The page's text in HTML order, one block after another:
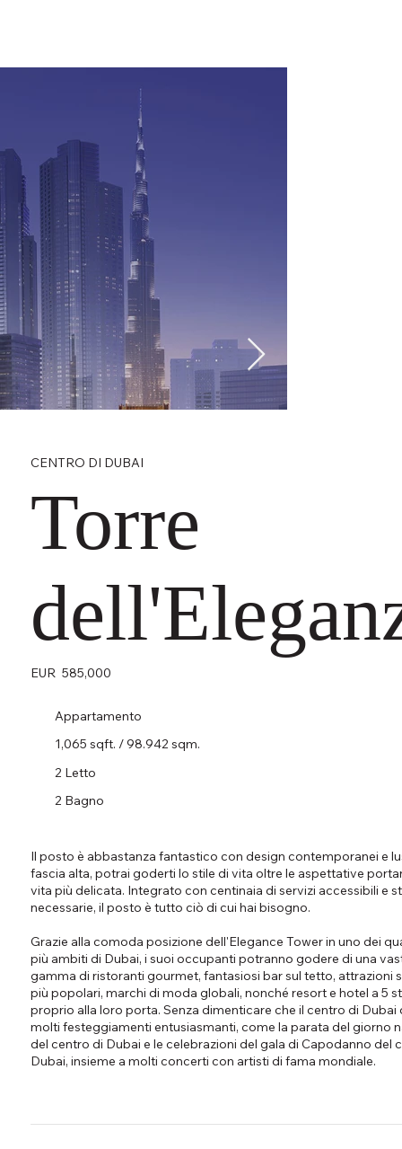
Torre
Appartamento
1,065 sqft. / 98.942 sqm.
2 Letto
2 Bagno
Il posto è abbastanza fantastico con design contemporanei e
fascia alta, potrai goderti lo stile di vita oltre le aspettative
vita più delicata. Integrato con centinaia di servizi accessibili e
necessarie, il posto è tutto ciò di cui hai bisogno.
Grazie alla comoda posizione dell'Elegance Tower in uno dei
più ambiti di Dubai, i suoi occupanti potranno godere di una
gamma di ristoranti gourmet, fantasiosi bar sul tetto, attrazioni
più popolari, marchi di moda globali, nonché resort e hotel a 5
proprio alla loro porta. Senza dimenticare che il centro di Dubai
molti festeggiamenti entusiasmanti, come la parata del giorno
del centro di Dubai e le celebrazioni del gala di Capodanno del
Dubai, insieme a molti concerti con artisti di fama mondiale.
585,000
EUR
CENTRO DI DUBAI